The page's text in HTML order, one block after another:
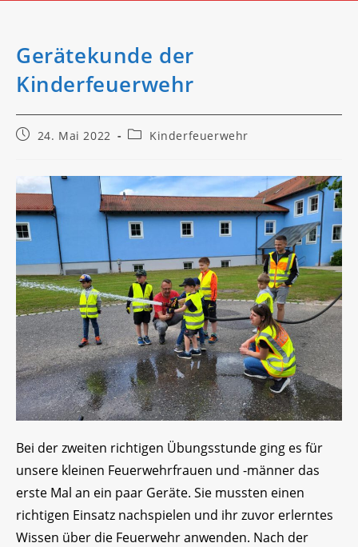
Gerätekunde der
Kinderfeuerwehr
Beitrag24. Mai 2022
Beitrags-
Kinderfeuerwehr
Bei der zweiten richtigen Übungsstunde ging es für
unsere kleinen Feuerwehrfrauen und -männer das
erste Mal an ein paar Geräte. Sie mussten einen
richtigen Einsatz nachspielen und ihr zuvor erlerntes
Wissen über die Feuerwehr anwenden. Nach der